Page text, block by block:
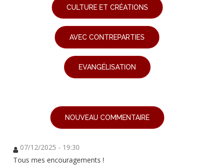
CULTURE ET CRÉATIONS
AVEC CONTREPARTIES
EVANGÉLISATION
NOUVEAU COMMENTAIRE
07/12/2025 - 19:30
Tous mes encouragements !